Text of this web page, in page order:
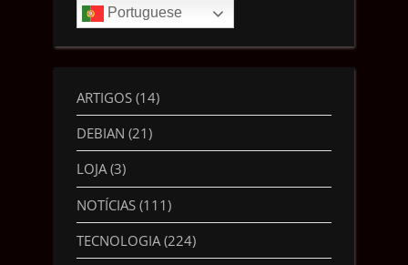
Portuguese
ARTIGOS (14)
DEBIAN (21)
LOJA(3)
NOTÍCIAS (111)
TECNOLOGIA (224)